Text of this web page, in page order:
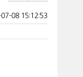
08 15:12:53